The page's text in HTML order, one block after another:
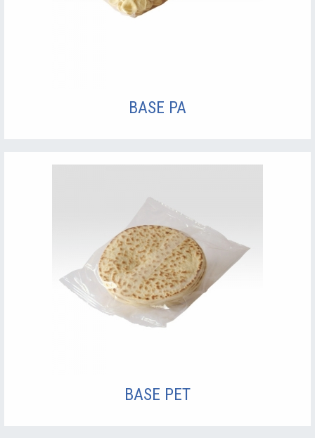
BASE PA
BASE PET